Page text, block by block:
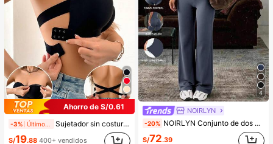
Ahorro de S/0.61
-3% Últimos 2 días Sujetador sin costuras y sin aros para mujer, sexy con laterales antideslizantes, almohadillas extraíbles y espalda cruzada, sin tirantes, comodidad todo el día
S/19.88 400+ vendidos
4
NOIRLYN
-20% NOIRLYN Conjunto de dos piezas deportivo para mujer, top de tirantes sexy de verano con almohadilla para el pecho y pantalones rectos de cintura alta para la cadera, adecuado para yoga, gimnasio y elegante
S/72.39